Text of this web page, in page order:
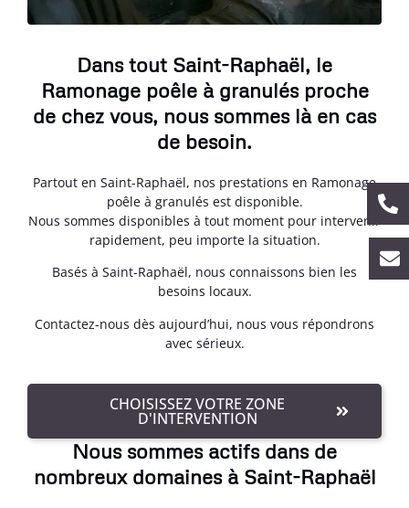
Dans tout Saint-Raphaël, le
Ramonage poêle à granulés proche
de chez vous, nous sommes là en cas
de besoin.
Partout en Saint-Raphaël, nos prestations en Ramonage
poêle à granulés est disponible.
Nous sommes disponibles à tout moment pour intervenir
rapidement, peu importe la situation.
Basés à Saint-Raphaël, nous connaissons bien les
besoins locaux.
Contactez-nous dès aujourd’hui, nous vous répondrons
avec sérieux.
CHOISISSEZ VOTRE ZONE
D'INTERVENTION
Nous sommes actifs dans de
nombreux domaines à Saint-Raphaël